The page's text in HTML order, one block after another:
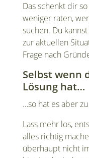
Das schenkt dir
weniger raten,
suchen. Du
zur aktuellen
Frage nach
Selbst wenn
Lösung hat…
…so hat es aber
Lass mehr los,
alles richtig
überhaupt nicht